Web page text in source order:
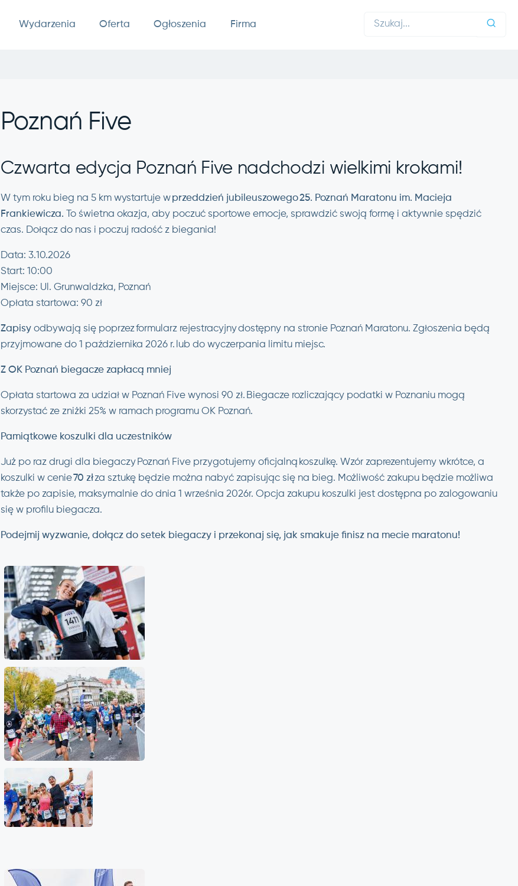
Wydarzenia Oferta Ogłoszenia Firma
Poznań Five
Czwarta edycja Poznań Five nadchodzi wielkimi krokami!
W tym roku bieg na 5 km wystartuje wprzeddzień jubileuszowego25. Poznań Maratonu im. Macieja
Frankiewicza. To świetna okazja, aby poczuć sportowe emocje, sprawdzić swoją formę i aktywnie spędzić
czas. Dołącz do nas i poczuj radość z biegania!
Data: 3.10.2026
Start: 10:00
Miejsce: Ul. Grunwaldzka, Poznań
Opłata startowa: 90 zł
Zapisy odbywają się poprzez formularz rejestracyjny dostępny na stronie Poznań Maratonu. Zgłoszenia będą
przyjmowane do 1 października 2026 r. lub do wyczerpania limitu miejsc.
Z OK Poznań biegacze zapłacą mniej
Opłata startowa za udział w Poznań Five wynosi 90 zł. Biegacze rozliczający podatki w Poznaniu mogą
skorzystać ze zniżki 25% w ramach programu OK Poznań.
Pamiątkowe koszulki dla uczestników
Już po raz drugi dla biegaczy Poznań Five przygotujemy oficjalną koszulkę. Wzór zaprezentujemy wkrótce, a
koszulki w cenie70 złza sztukę będzie można nabyć zapisując się na bieg. Możliwość zakupu będzie możliwa
także po zapisie, maksymalnie do dnia 1 września 2026r. Opcja zakupu koszulki jest dostępna po zalogowaniu
się w profilu biegacza.
Podejmij wyzwanie, dołącz do setek biegaczy i przekonaj się, jak smakuje finisz na mecie maratonu!